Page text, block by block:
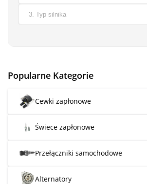
Popularne Kategorie
Cewki zapłonowe
Świece zapłonowe
Przełączniki samochodowe
Alternatory